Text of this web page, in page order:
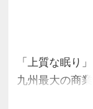
「上質な眠り
九州最大の商
ジネスやレジ